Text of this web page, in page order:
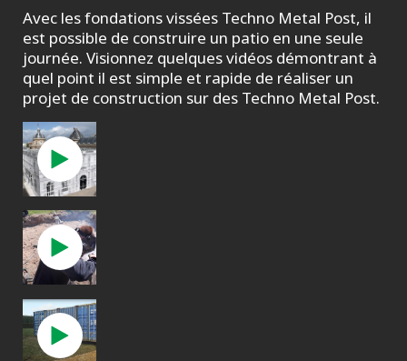
Avec les fondations vissées Techno Metal Post, il
est possible de construire un patio en une seule
journée. Visionnez quelques vidéos démontrant à
quel point il est simple et rapide de réaliser un
projet de construction sur des Techno Metal Post.